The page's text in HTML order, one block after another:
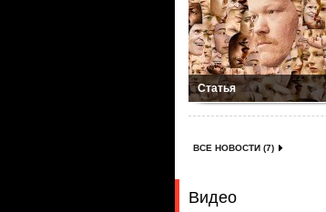
Статья
ВСЕ НОВОСТИ (7)
Видео